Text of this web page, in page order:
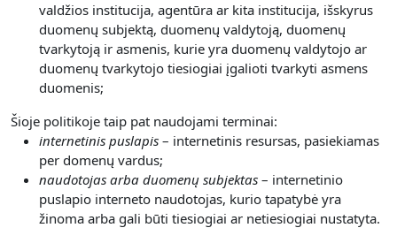
valdžios institucija, agentūra ar kita institucija, išskyrus
duomenų subjektą, duomenų valdytoją, duomenų
tvarkytoją ir asmenis, kurie yra duomenų valdytojo ar
duomenų tvarkytojo tiesiogiai įgalioti tvarkyti asmens
duomenis;
Šioje politikoje taip pat naudojami terminai:
internetinis puslapis – internetinis resursas, pasiekiamas
per domenų vardus;
naudotojas arba duomenų subjektas – internetinio
puslapio interneto naudotojas, kurio tapatybė yra
žinoma arba gali būti tiesiogiai ar netiesiogiai nustatyta.